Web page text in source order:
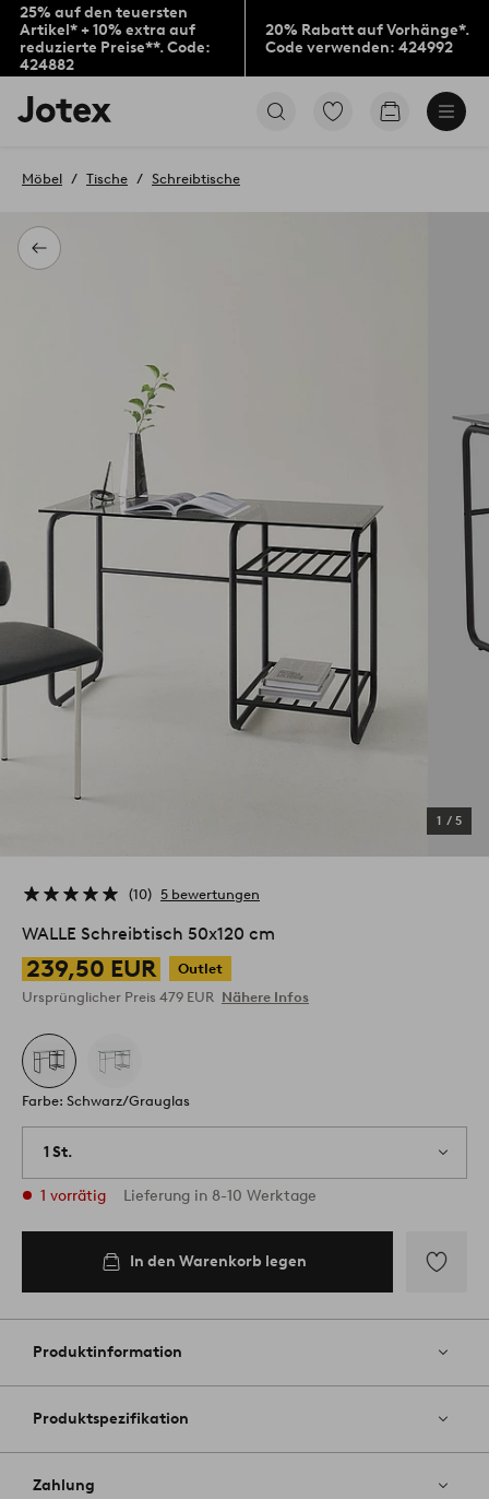
25% auf den teuersten
Artikel* + 10% extra auf
reduzierte Preise**. Code:
424882
20% Rabatt auf Vorhänge*.
Code verwenden: 424992
Jotex-
Logo
Startseite
Zu
Produkten
Zum
Zurück
Möbel Tische Schreibtische
1 / 5
10 5 bewertungen
WALLE Schreibtisch 50x120 cm
239,50 EUR
Outlet
Ursprünglicher Preis 479 EUR Nähere Infos
Farbe: Schwarz/Grauglas
1 St.
1 vorrätig Lieferung in 8-10 Werktage
In den Warenkorb legen
Favoriten
Produktinformation
Produktspezifikation
Zahlung